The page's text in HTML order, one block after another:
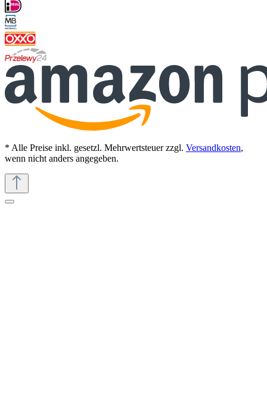
* Alle Preise inkl. gesetzl. Mehrwertsteuer zzgl. Versandkosten,
wenn nicht anders angegeben.